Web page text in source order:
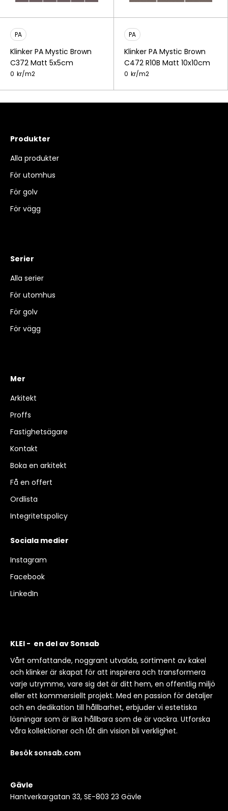
PA
Klinker PA Mystic Brown
C372 Matt 5x5cm
0 kr/m2
PA
Klinker PA Mystic Brown
C472 R10B Matt 10x10cm
0 kr/m2
Produkter
Alla produkter
För utomhus
För golv
För vägg
Serier
Alla serier
För utomhus
För golv
För vägg
Mer
Arkitekt
Proffs
Fastighetsägare
Kontakt
Boka en arkitekt
Få en offert
Ordlista
Integritetspolicy
Sociala medier
Instagram
Facebook
LinkedIn
KLEI - en del av Sonsab
Vårt omfattande, noggrant utvalda, sortiment av kakel
och klinker är skapat för att inspirera och transformera
varje utrymme, vare sig det är ditt hem, en offentlig miljö
eller ett kommersiellt projekt. Med en passion för detaljer
och en dedikation till hållbarhet, erbjuder vi estetiska
lösningar som är lika hållbara som de är vackra. Utforska
våra kollektioner och låt din vision bli verklighet.
Besök sonsab.com
Gävle
Hantverkargatan 33, SE-803 23 Gävle